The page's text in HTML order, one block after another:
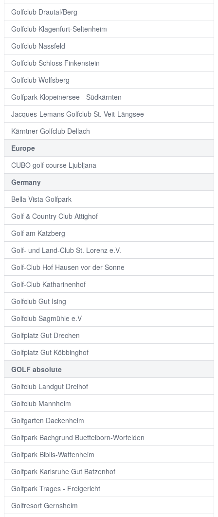
Golfclub Drautal/Berg
Golfclub Klagenfurt-Seltenheim
Golfclub Nassfeld
Golfclub Schloss Finkenstein
Golfclub Wolfsberg
Golfpark Klopeinersee - Südkärnten
Jacques-Lemans Golfclub St. Veit-Längsee
Kärntner Golfclub Dellach
Europe
CUBO golf course Ljubljana
Germany
Bella Vista Golfpark
Golf & Country Club Attighof
Golf am Katzberg
Golf- und Land-Club St. Lorenz e.V.
Golf-Club Hof Hausen vor der Sonne
Golf-Club Katharinenhof
Golfclub Gut Ising
Golfclub Sagmühle e.V
Golfplatz Gut Drechen
Golfplatz Gut Köbbinghof
GOLF absolute
Golfclub Landgut Dreihof
Golfclub Mannheim
Golfgarten Dackenheim
Golfpark Bachgrund Buettelborn-Worfelden
Golfpark Biblis-Wattenheim
Golfpark Karlsruhe Gut Batzenhof
Golfpark Trages - Freigericht
Golfresort Gernsheim